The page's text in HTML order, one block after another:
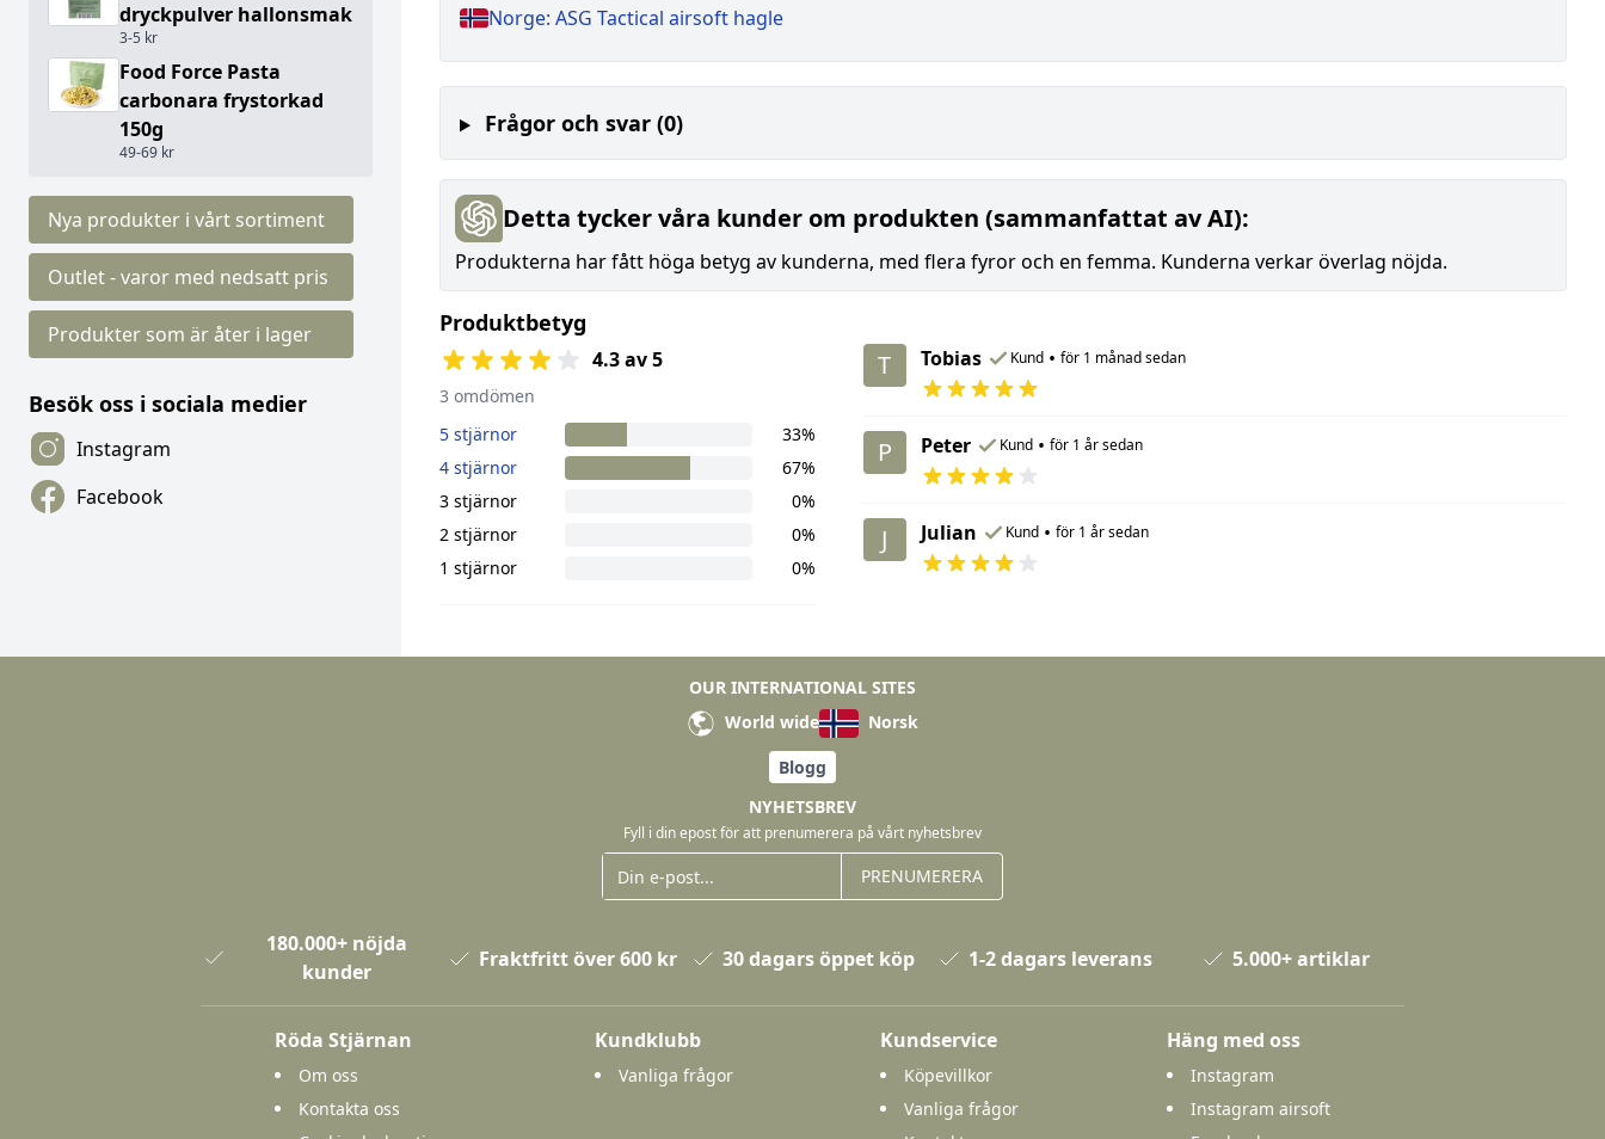
dryckpulver hallonsmak
3-5 kr
Food Force Pasta
carbonara frystorkad
150g
49-69 kr
Nya produkter i vårt sortiment
Outlet - varor med nedsatt pris
Produkter som är åter i lager
Besök oss i sociala medier
Instagram
Facebook
Norge: ASG Tactical airsoft hagle
Frågor och svar (0)
Detta tycker våra kunder om produkten (sammanfattat av AI):
Produkterna har fått höga betyg av kunderna, med flera fyror och en femma. Kunderna verkar överlag nöjda.
Produktbetyg
4.3 av 5
3 omdömen
5 stjärnor
33%
4 stjärnor
67%
3 stjärnor
0%
2 stjärnor
0%
1 stjärnor
0%
T Tobias Kund • för 1 månad sedan
P Peter Kund • för 1 år sedan
J Julian Kund • för 1 år sedan
OUR INTERNATIONAL SITES
World wide
Norsk
Blogg
NYHETSBREV
Fyll i din epost för att prenumerera på vårt nyhetsbrev
PRENUMERERA
180.000+ nöjda
kunder
Fraktfritt över 600 kr 30 dagars öppet köp 1-2 dagars leverans 5.000+ artiklar
Röda Stjärnan
Om oss
Kontakta oss
Kundklubb
Vanliga frågor
Kundservice
Köpevillkor
Vanliga frågor
Häng med oss
Instagram
Instagram airsoft